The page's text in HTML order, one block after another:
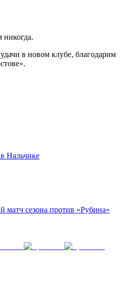
никогда.
в новом клубе, благодарим
Нальчике
сезона против «Рубина»